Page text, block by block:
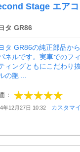
Stage エア
タ GR86
タ GR86の純正部品か
ネルです。実車でのフ
ィングともにこだわり
の艶 ...
：
年12月27日 10:32 カスタマ